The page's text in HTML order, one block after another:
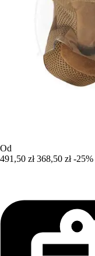
Od
491,50 zł 368,50 zł -25%